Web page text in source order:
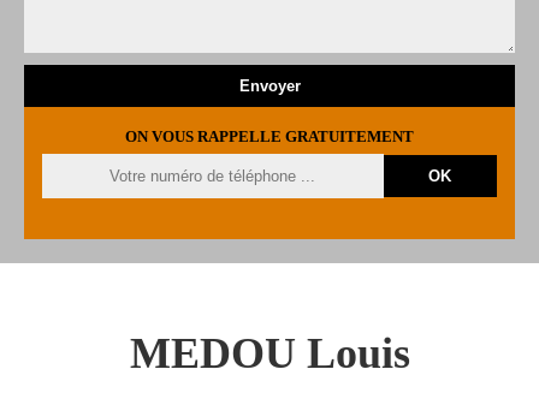
ON VOUS RAPPELLE GRATUITEMENT
MEDOU Louis